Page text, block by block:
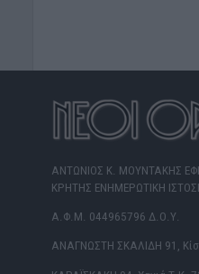
ΑΝΤΩΝΙΟΣ Κ. ΜΟΥΝΤΑΚΗΣ
ΚΡΗΤΗΣ ΕΝΗΜΕΡΩΤΙΚΗ
Α.Φ.Μ. 044965796 Δ.Ο.Υ.
ΑΝΑΓΝΩΣΤΗ ΣΚΑΛΙΔΗ 91,